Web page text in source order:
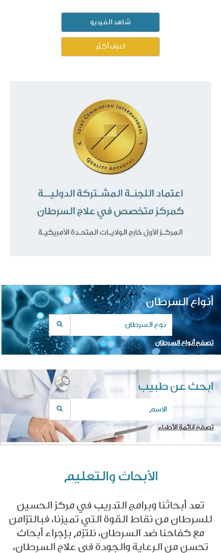
شاهد الفيديو
اعرف أكثر
أنواع السرطان
تصفح أنواع السرطان
ابحث عن طبيب
تصفح قائمة الأطباء
الأبحاث والتعليم
تعد أبحاثنا وبرامج التدريب في مركز الحسين
للسرطان من نقاط القوة التي تميزنا، فبالتزامن
مع كفاحنا ضد السرطان، نلتزم بإجراء أبحاث
تحسن من الرعاية والجودة في علاج السرطان،